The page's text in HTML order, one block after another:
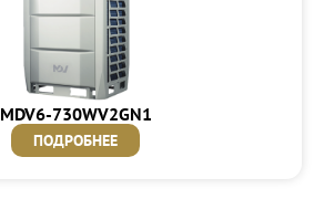
MDV6-730WV2GN1
ПОДРОБНЕЕ